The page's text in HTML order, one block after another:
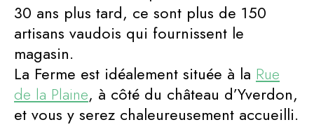
30 ans plus tard, ce sont plus de 150
artisans vaudois qui fournissent le
magasin.
La Ferme est idéalement située à la Rue
de la Plaine, à côté du château d’Yverdon,
et vous y serez chaleureusement accueilli.